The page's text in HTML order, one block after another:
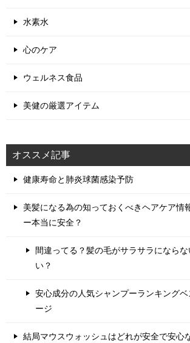
水素水
心のケア
ウェルネス食品
美健の厳選アイテム
オススメ記事
健康寿命と肺炎球菌感染予防
美髪になる為の知っておくべきヘアケア情
ー本当に安全？
間違ってる？髪の毛がサラサラになら
い？
安心成分の人気シャンプーランキング
ージ
結局マウスウォッシュはどれが安全で安心